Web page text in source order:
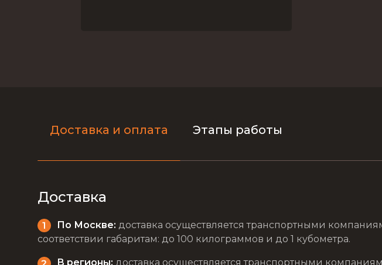
Доставка и оплата Этапы работы
Доставка
По Москве: доставка осуществляется транспортными
соответствии габаритам: до 100 килограммов и до 1 кубометра.
В регионы: доставка осуществляется транспортными